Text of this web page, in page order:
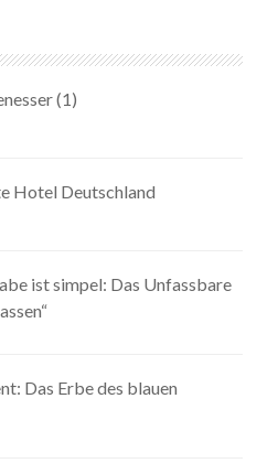
(1)
Hotel Deutschland
ist simpel: Das Unfassbare
Das Erbe des blauen